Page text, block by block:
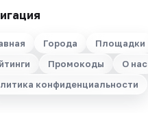
Города Площадки
Промокоды О нас
конфиденциальности